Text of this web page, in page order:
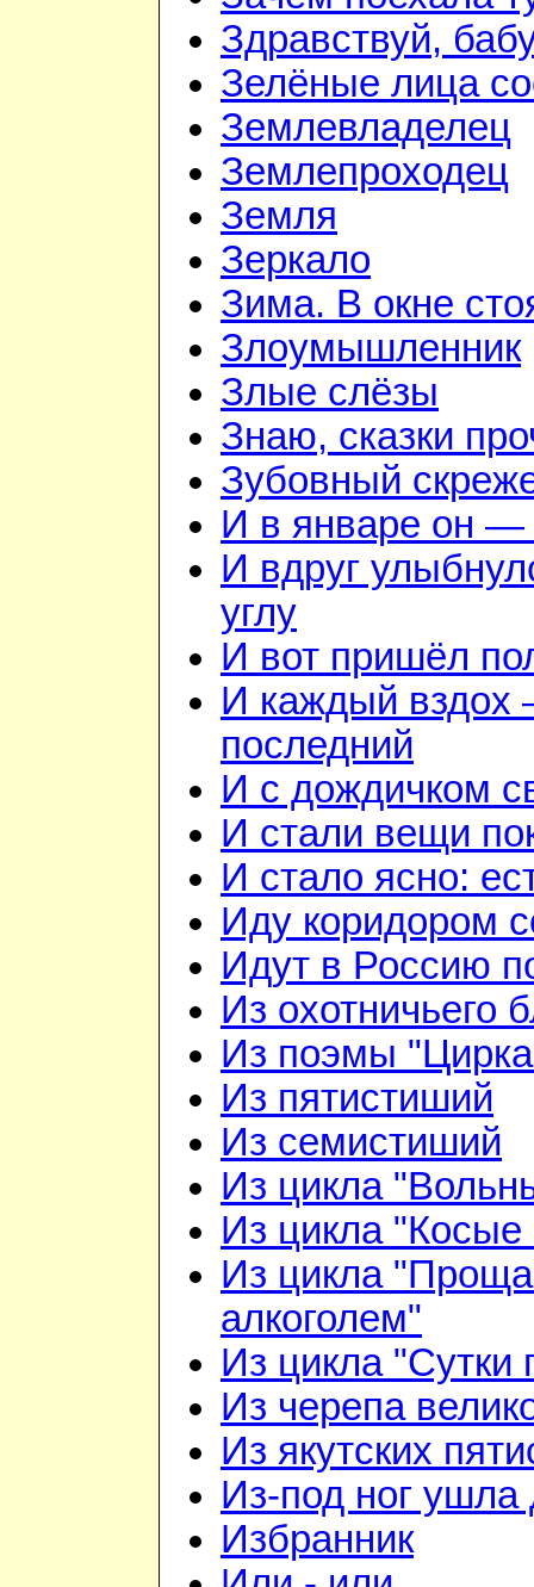
Здравствуй,
Зелёные лица
Землевладелец
Землепроходец
Земля
Зеркало
Зима. В окне
Злоумышленник
Злые слёзы
Знаю, сказки
Зубовный
И в январе он —
И вдруг
углу
И вот пришёл
И каждый вздох
последний
И с дождичком
И стали вещи
И стало ясно:
Иду коридором
Идут в Россию
Из охотничьего
Из поэмы
Из пятистиший
Из семистиший
Из цикла
Из цикла "Косые
Из цикла
алкоголем"
Из цикла "Сутки
Из черепа
Из якутских
Из-под ног ушла
Избранник